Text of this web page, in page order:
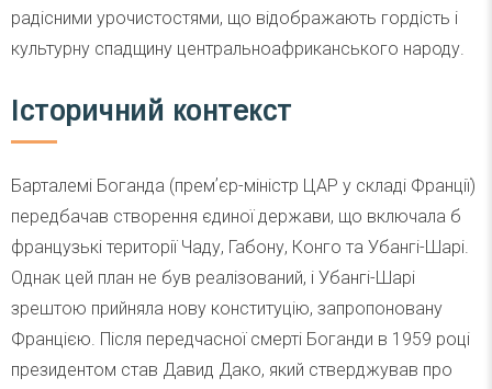
радісними урочистостями, що відображають гордість і
культурну спадщину центральноафриканського народу.
Історичний контекст
Барталемі Боганда (премʼєр-міністр ЦАР у складі Франції)
передбачав створення єдиної держави, що включала б
французькі території Чаду, Габону, Конго та Убангі-Шарі.
Однак цей план не був реалізований, і Убангі-Шарі
зрештою прийняла нову конституцію, запропоновану
Францією. Після передчасної смерті Боганди в 1959 році
президентом став Давид Дако, який стверджував про